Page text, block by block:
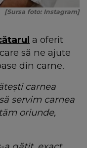
[Sursa foto: Instagram]
a oferit
să ne ajute
din carne.
carnea
servim carnea
oriunde,